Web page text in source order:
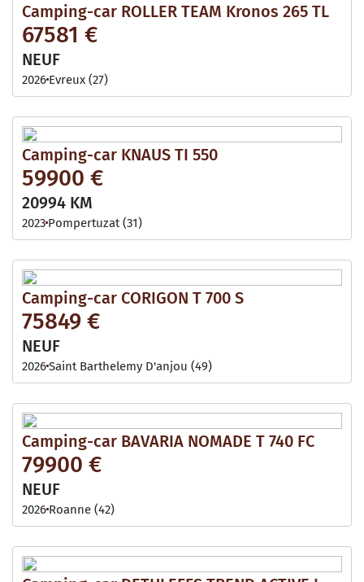
Camping-car ROLLER TEAM Kronos 265 TL
67581 €
NEUF
2026 Evreux (27)
Camping-car KNAUS TI 550
59900 €
20994 KM
2023 Pompertuzat (31)
Camping-car CORIGON T 700 S
75849 €
NEUF
2026Saint Barthelemy D'anjou (49)
Camping-car BAVARIA NOMADE T 740 FC
79900 €
NEUF
2026 Roanne (42)